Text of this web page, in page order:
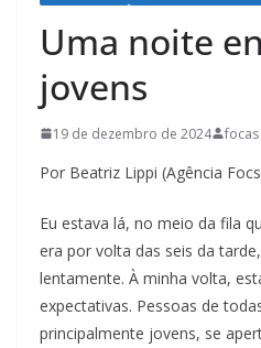
Uma noite
jovens
19 de dezembro de 2024 focas
Por Beatriz Lippi (Agência
Eu estava lá, no meio da fila
era por volta das seis da
lentamente. À minha volta,
expectativas. Pessoas de
principalmente jovens, se